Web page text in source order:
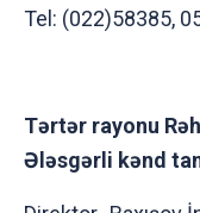
Tel: (022)58385,
Tərtər rayonu
Ələsgərli kənd